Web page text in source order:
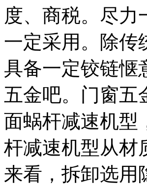
度、商税。尽力
一定采用。除传
具备一定铰链惬
五金吧。门窗五
面蜗杆减速机型
杆减速机型从材
来看，拆卸选用